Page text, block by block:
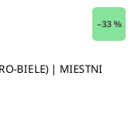
–33 %
BIELE) | MIESTNI